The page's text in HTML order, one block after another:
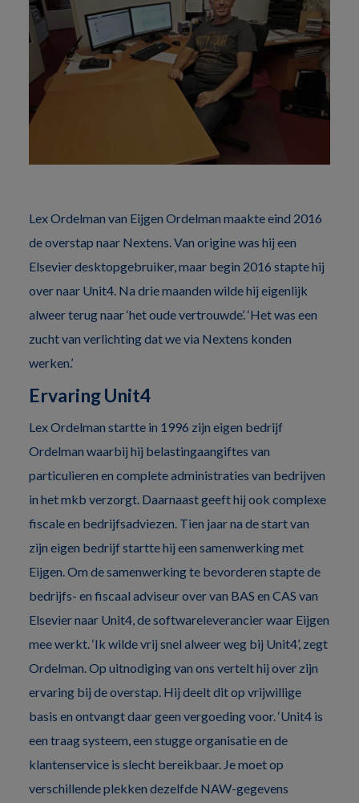
Lex Ordelman van Eijgen Ordelman maakte eind 2016
de overstap naar Nextens. Van origine was hij een
Elsevier desktopgebruiker, maar begin 2016 stapte hij
over naar Unit4. Na drie maanden wilde hij eigenlijk
alweer terug naar ‘het oude vertrouwde’. ‘Het was een
zucht van verlichting dat we via Nextens konden
werken.’
Ervaring Unit4
Lex Ordelman startte in 1996 zijn eigen bedrijf
Ordelman waarbij hij belastingaangiftes van
particulieren en complete administraties van bedrijven
in het mkb verzorgt. Daarnaast geeft hij ook complexe
fiscale en bedrijfsadviezen. Tien jaar na de start van
zijn eigen bedrijf startte hij een samenwerking met
Eijgen. Om de samenwerking te bevorderen stapte de
bedrijfs- en fiscaal adviseur over van BAS en CAS van
Elsevier naar Unit4, de softwareleverancier waar Eijgen
mee werkt. ‘Ik wilde vrij snel alweer weg bij Unit4’, zegt
Ordelman. Op uitnodiging van ons vertelt hij over zijn
ervaring bij de overstap. Hij deelt dit op vrijwillige
basis en ontvangt daar geen vergoeding voor. ‘Unit4 is
een traag systeem, een stugge organisatie en de
klantenservice is slecht bereikbaar. Je moet op
verschillende plekken dezelfde NAW-gegevens